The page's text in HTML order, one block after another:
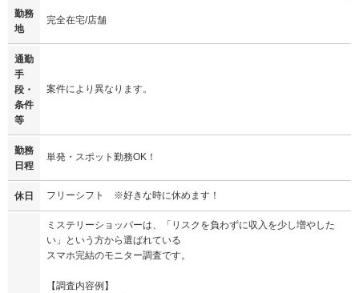
勤務
地
完全在宅/店舗
通勤
手
段・
条件
等
案件により異なります。
勤務
日程
単発・スポット勤務OK！
休日 フリーシフト ※好きな時に休めます！
ミステリーショッパーは、「リスクを負わずに収入を少し増やした
い」という方から選ばれている
スマホ完結のモニター調査です。
【調査内容例】